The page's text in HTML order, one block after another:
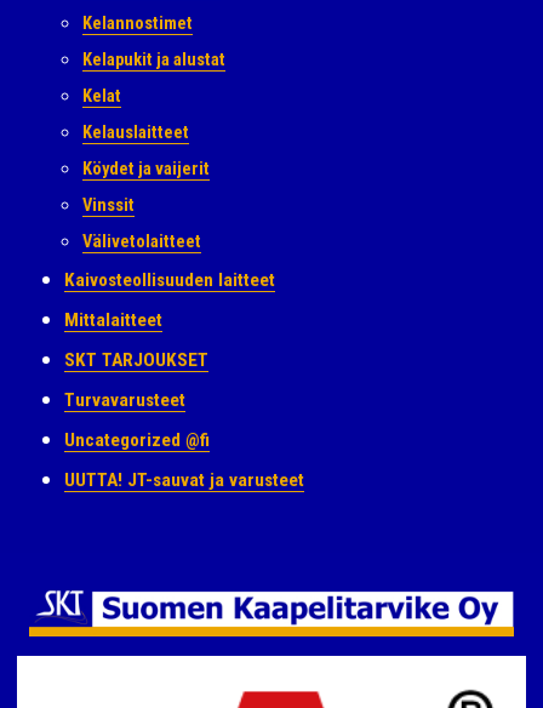
Kelannostimet
Kelapukit ja alustat
Kelat
Kelauslaitteet
Köydet ja vaijerit
Vinssit
Välivetolaitteet
Kaivosteollisuuden laitteet
Mittalaitteet
SKT TARJOUKSET
Turvavarusteet
Uncategorized @fi
UUTTA! JT-sauvat ja varusteet